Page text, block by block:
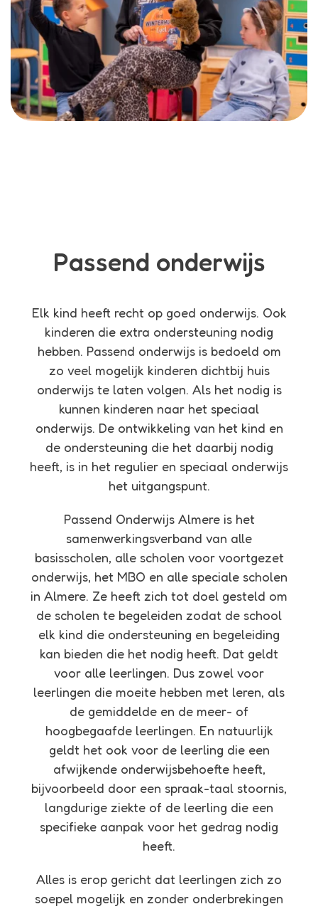
Passend onderwijs
Elk kind heeft recht op goed onderwijs. Ook
kinderen die extra ondersteuning nodig
hebben. Passend onderwijs is bedoeld om
zo veel mogelijk kinderen dichtbij huis
onderwijs te laten volgen. Als het nodig is
kunnen kinderen naar het speciaal
onderwijs. De ontwikkeling van het kind en
de ondersteuning die het daarbij nodig
heeft, is in het regulier en speciaal onderwijs
het uitgangspunt.
Passend Onderwijs Almere is het
samenwerkingsverband van alle
basisscholen, alle scholen voor voortgezet
onderwijs, het MBO en alle speciale scholen
in Almere. Ze heeft zich tot doel gesteld om
de scholen te begeleiden zodat de school
elk kind die ondersteuning en begeleiding
kan bieden die het nodig heeft. Dat geldt
voor alle leerlingen. Dus zowel voor
leerlingen die moeite hebben met leren, als
de gemiddelde en de meer- of
hoogbegaafde leerlingen. En natuurlijk
geldt het ook voor de leerling die een
afwijkende onderwijsbehoefte heeft,
bijvoorbeeld door een spraak-taal stoornis,
langdurige ziekte of de leerling die een
specifieke aanpak voor het gedrag nodig
heeft.
Alles is erop gericht dat leerlingen zich zo
soepel mogelijk en zonder onderbrekingen